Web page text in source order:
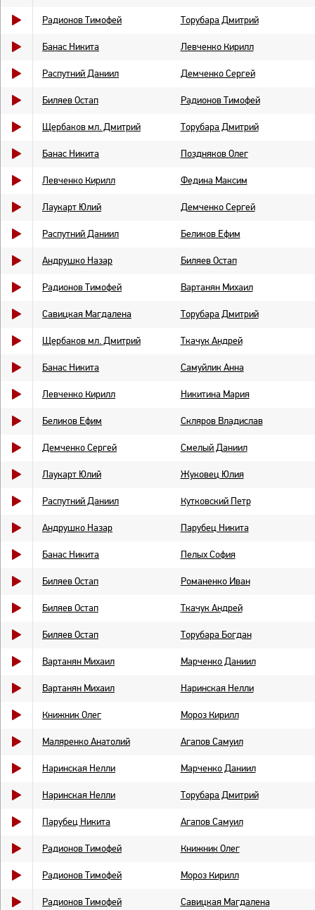
Радионов Тимофей Торубара Дмитрий
Банас Никита Левченко Кирилл
Распутний Даниил Демченко Сергей
Биляев Остап Радионов Тимофей
Щербаков мл. Дмитрий Торубара Дмитрий
Банас Никита Поздняков Олег
Левченко Кирилл Федина Максим
Лаукарт Юлий Демченко Сергей
Распутний Даниил Беликов Ефим
Андрушко Назар Биляев Остап
Радионов Тимофей Вартанян Михаил
Савицкая Магдалена Торубара Дмитрий
Щербаков мл. Дмитрий Ткачук Андрей
Банас Никита Самуйлик Анна
Левченко Кирилл Никитина Мария
Беликов Ефим Скляров Владислав
Демченко Сергей Смелый Даниил
Лаукарт Юлий Жуковец Юлия
Распутний Даниил Кутковский Петр
Андрушко Назар Парубец Никита
Банас Никита Пелых София
Биляев Остап Романенко Иван
Биляев Остап Ткачук Андрей
Биляев Остап Торубара Богдан
Вартанян Михаил Марченко Даниил
Вартанян Михаил Наринская Нелли
Книжник Олег Мороз Кирилл
Маляренко Анатолий Агапов Самуил
Наринская Нелли Марченко Даниил
Наринская Нелли Торубара Дмитрий
Парубец Никита Агапов Самуил
Радионов Тимофей Книжник Олег
Радионов Тимофей Мороз Кирилл
Радионов Тимофей Савицкая Магдалена